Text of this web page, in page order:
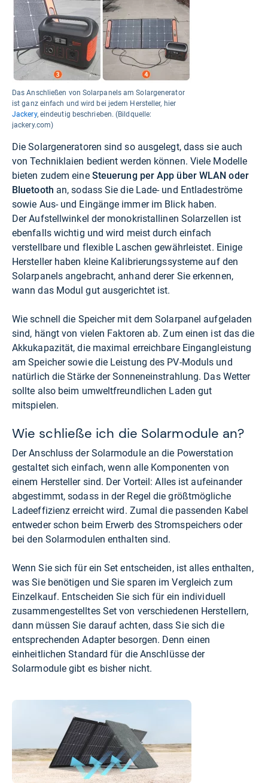
Das Anschließen von Solarpanels am Solargenerator
ist ganz einfach und wird bei jedem Hersteller, hier
Jackery, eindeutig beschrieben. (Bildquelle:
jackery.com)
Die Solargeneratoren sind so ausgelegt, dass sie auch
von Techniklaien bedient werden können. Viele Modelle
bieten zudem eine Steuerung per App über WLAN oder
Bluetooth an, sodass Sie die Lade- und Entladeströme
sowie Aus- und Eingänge immer im Blick haben.
Der Aufstellwinkel der monokristallinen Solarzellen ist
ebenfalls wichtig und wird meist durch einfach
verstellbare und flexible Laschen gewährleistet. Einige
Hersteller haben kleine Kalibrierungssysteme auf den
Solarpanels angebracht, anhand derer Sie erkennen,
wann das Modul gut ausgerichtet ist.
Wie schnell die Speicher mit dem Solarpanel aufgeladen
sind, hängt von vielen Faktoren ab. Zum einen ist das die
Akkukapazität, die maximal erreichbare Eingangleistung
am Speicher sowie die Leistung des PV-Moduls und
natürlich die Stärke der Sonneneinstrahlung. Das Wetter
sollte also beim umweltfreundlichen Laden gut
mitspielen.
Wie schließe ich die Solarmodule an?
Der Anschluss der Solarmodule an die Powerstation
gestaltet sich einfach, wenn alle Komponenten von
einem Hersteller sind. Der Vorteil: Alles ist aufeinander
abgestimmt, sodass in der Regel die größtmögliche
Ladeeffizienz erreicht wird. Zumal die passenden Kabel
entweder schon beim Erwerb des Stromspeichers oder
bei den Solarmodulen enthalten sind.
Wenn Sie sich für ein Set entscheiden, ist alles enthalten,
was Sie benötigen und Sie sparen im Vergleich zum
Einzelkauf. Entscheiden Sie sich für ein individuell
zusammengestelltes Set von verschiedenen Herstellern,
dann müssen Sie darauf achten, dass Sie sich die
entsprechenden Adapter besorgen. Denn einen
einheitlichen Standard für die Anschlüsse der
Solarmodule gibt es bisher nicht.